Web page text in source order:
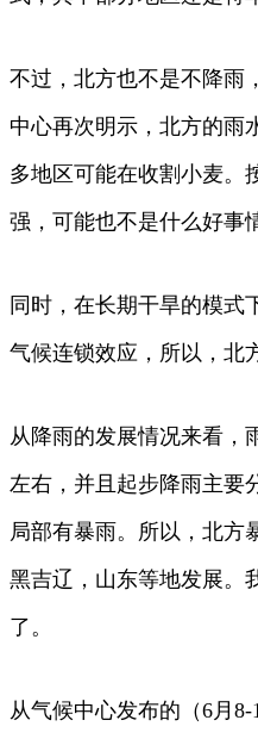
不过，北方也不是不降雨
中心再次明示，北方的雨
多地区可能在收割小麦。
强，可能也不是什么好事
同时，在长期干旱的模式
气候连锁效应，所以，北
从降雨的发展情况来看，
左右，并且起步降雨主要
局部有暴雨。所以，北方
黑吉辽，山东等地发展。
了。
从气候中心发布的（6月